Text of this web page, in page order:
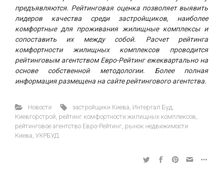
предъявляются. Рейтинговая оценка позволяет выявить
лидеров качества среди застройщиков, наиболее
комфортные для проживания жилищные комплексы и
сопоставить их между собой. Расчет рейтинга
комфортности жилищных комплексов проводится
рейтинговым агентством Евро-Рейтинг ежеквартально на
основе собственной методологии. Более полная
информация размещена на сайте рейтингового агентства.
Новости застройщики Киева Интергал Буд
Киевгорстрой рейтинг комфортности жилищных комплексов
рейтинговое агентство Евро-Рейтинг рынок недвижимости
Киева УКРБУД